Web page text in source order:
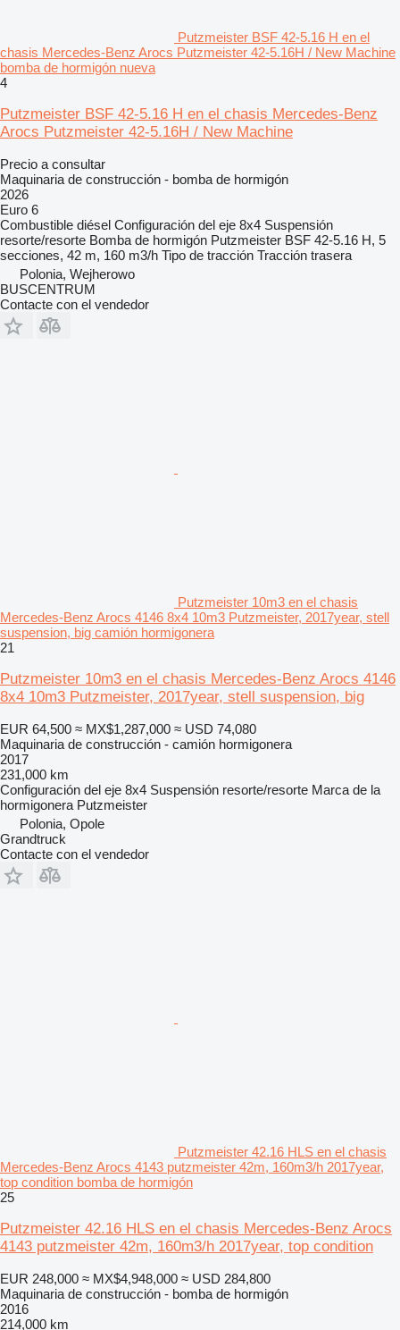
Putzmeister BSF 42-5.16 H en el
chasis Mercedes-Benz Arocs Putzmeister 42-5.16H / New Machine
bomba de hormigón nueva
4
Putzmeister BSF 42-5.16 H en el chasis Mercedes-Benz
Arocs Putzmeister 42-5.16H / New Machine
Precio a consultar
Maquinaria de construcción - bomba de hormigón
2026
Euro 6
Combustible diésel Configuración del eje 8x4 Suspensión
resorte/resorte Bomba de hormigón Putzmeister BSF 42-5.16 H, 5
secciones, 42 m, 160 m3/h Tipo de tracción Tracción trasera
Polonia, Wejherowo
BUSCENTRUM
Contacte con el vendedor
Putzmeister 10m3 en el chasis
Mercedes-Benz Arocs 4146 8x4 10m3 Putzmeister, 2017year, stell
suspension, big camión hormigonera
21
Putzmeister 10m3 en el chasis Mercedes-Benz Arocs 4146
8x4 10m3 Putzmeister, 2017year, stell suspension, big
EUR 64,500 ≈ MX$1,287,000 ≈ USD 74,080
Maquinaria de construcción - camión hormigonera
2017
231,000 km
Configuración del eje 8x4 Suspensión resorte/resorte Marca de la
hormigonera Putzmeister
Polonia, Opole
Grandtruck
Contacte con el vendedor
Putzmeister 42.16 HLS en el chasis
Mercedes-Benz Arocs 4143 putzmeister 42m, 160m3/h 2017year,
top condition bomba de hormigón
25
Putzmeister 42.16 HLS en el chasis Mercedes-Benz Arocs
4143 putzmeister 42m, 160m3/h 2017year, top condition
EUR 248,000 ≈ MX$4,948,000 ≈ USD 284,800
Maquinaria de construcción - bomba de hormigón
2016
214,000 km